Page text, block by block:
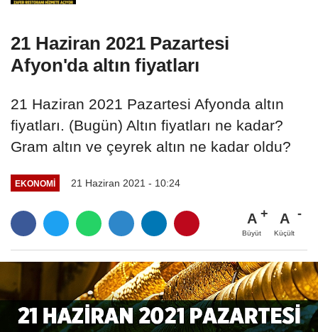
21 Haziran 2021 Pazartesi
Afyon'da altın fiyatları
21 Haziran 2021 Pazartesi Afyonda altın
fiyatları. (Bugün) Altın fiyatları ne kadar?
Gram altın ve çeyrek altın ne kadar oldu?
EKONOMI 21 Haziran 2021 - 10:24
A
Büyüt
A
Küçült